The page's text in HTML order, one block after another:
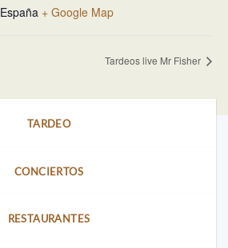
España + Google Map
Tardeos live Mr Fisher
TARDEO
CONCIERTOS
RESTAURANTES